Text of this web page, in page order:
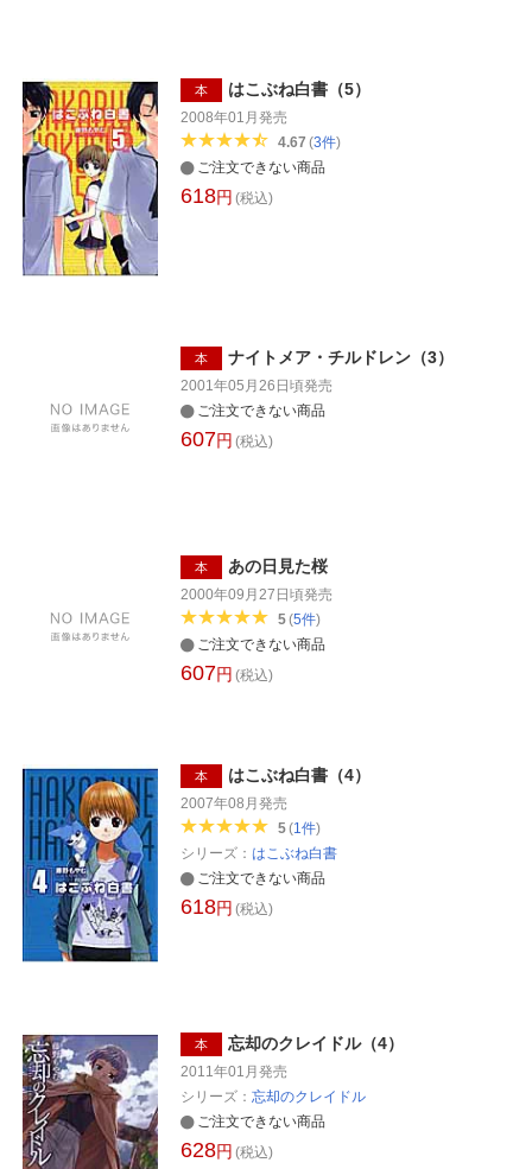
本 はこぶね白書（5）
2008年01月 発売
4.67 (3件)
ご注文できない商品
618円 (税込)
本 ナイトメア・チルドレン（3）
2001年05月26日頃発売
ご注文できない商品
607円 (税込)
本 あの日見た桜
2000年09月27日頃発売
5(5件)
ご注文できない商品
607円 (税込)
本 はこぶね白書（4）
2007年08月 発売
5(1件)
シリーズ： はこぶね白書
ご注文できない商品
618円 (税込)
本 忘却のクレイドル（4）
2011年01月 発売
シリーズ： 忘却のクレイドル
ご注文できない商品
628円 (税込)